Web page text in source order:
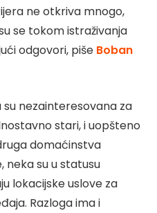
ne otkriva mnogo,
se tokom istraživanja
odgovori, piše Boban
nezainteresovana za
stari, i uopšteno
domaćinstva
neka su u statusu
lokacijske uslove za
Razloga ima i